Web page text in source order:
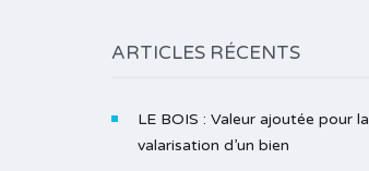
ARTICLES RÉCENTS
LE BOIS : Valeur ajoutée pour la
valarisation d’un bien